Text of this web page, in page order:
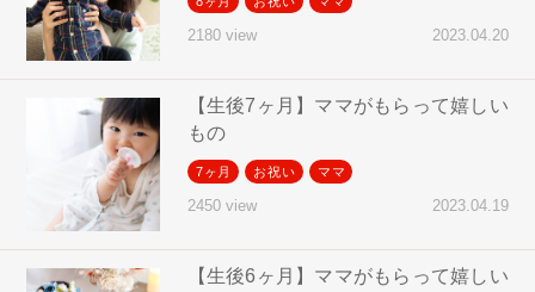
2180 view 2023.04.20
【生後7ヶ月】ママがもらって嬉しい
もの
7ヶ月 お祝い ママ
2450 view 2023.04.19
【生後6ヶ月】ママがもらって嬉しい